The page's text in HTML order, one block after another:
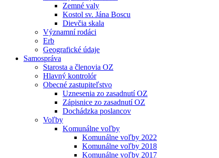
Zemné valy
Kostol sv. Jána Boscu
Dievčia skala
Významní rodáci
Erb
Geografické údaje
Samospráva
Starosta a členovia OZ
Hlavný kontrolór
Obecné zastupiteľstvo
Uznesenia zo zasadnutí OZ
Zápisnice zo zasadnutí OZ
Dochádzka poslancov
Voľby
Komunálne voľby
Komunálne voľby 2022
Komunálne voľby 2018
Komunálne voľby 2017